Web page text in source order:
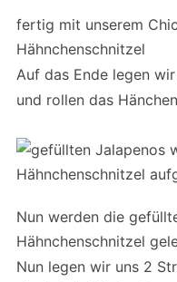
fertig mit unserem
Hähnchenschnitzel
Auf das Ende legen
und rollen das
Nun werden die
Hähnchenschnitzel
Nun legen wir uns 2